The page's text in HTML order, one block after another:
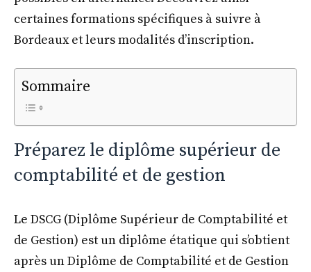
certaines formations spécifiques à suivre à
Bordeaux et leurs modalités d’inscription.
Sommaire
Préparez le diplôme supérieur de
comptabilité et de gestion
Le DSCG (Diplôme Supérieur de Comptabilité et
de Gestion) est un diplôme étatique qui s’obtient
après un Diplôme de Comptabilité et de Gestion